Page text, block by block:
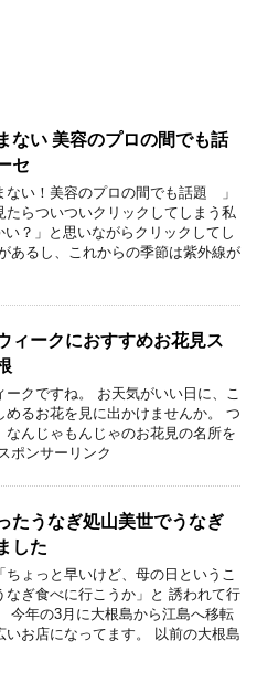
ない 美容のプロの間でも話
セ
ない！美容のプロの間でも話題 」
たらついついクリックしてしまう私
い？」と思いながらクリックしてし
あるし、これからの季節は紫外線が
ィークにおすすめお花見ス
ークですね。 お天気がいい日に、こ
めるお花を見に出かけませんか。 つ
なんじゃもんじゃのお花見の名所を
ポンサーリンク
たうなぎ処山美世でうなぎ
した
ちょっと早いけど、母の日というこ
なぎ食べに行こうか」と 誘われて行
今年の3月に大根島から江島へ移転
いお店になってます。 以前の大根島